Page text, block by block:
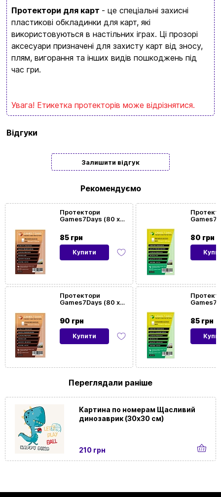
Протектори для карт - це спеціальні захисні
пластикові обкладинки для карт, які
використовуються в настільних іграх. Ці прозорі
аксесуари призначені для захисту карт від зносу,
плям, вигорання та інших видів пошкоджень під
час гри.
Увага! Етикетка протекторів може відрізнятися.
Подарункові
Відгуки
Залишити відгук
Рекомендуємо
85 грн
Протектори
Games7Days (80 x
Купити
90 грн
Протектори
Games7Days (80 x
Купити
80 грн
85 грн
Переглядали раніше
Картина по номерам Щасливий
динозаврик (30х30 см)
210 грн
Повернення та обмін товарів
Політика конфіденційності
Контакти
+380634324164
Мова сайту:
Ваш кошик зараз порожній
Перегляньте асортимент нашого магазину і ви
обовʼязково знайдете щось цікавеньке